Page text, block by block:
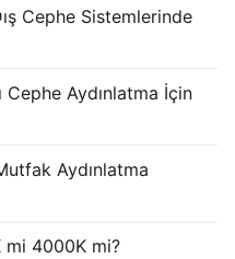
Cephe Sistemlerinde
Cephe Aydınlatma İçin
Aydınlatma
mi 4000K mi?